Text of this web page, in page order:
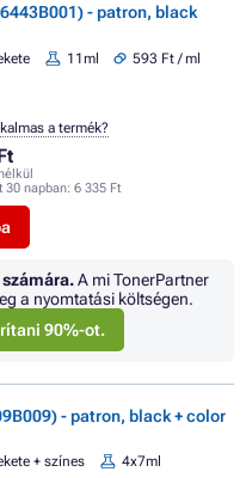
- patron, black
11ml
593 Ft / ml
30 napban: 6 335 Ft
a termék?
A mi TonerPartner
a nyomtatási költségen.
90%-ot.
- patron, black + color
+ színes
4x7ml